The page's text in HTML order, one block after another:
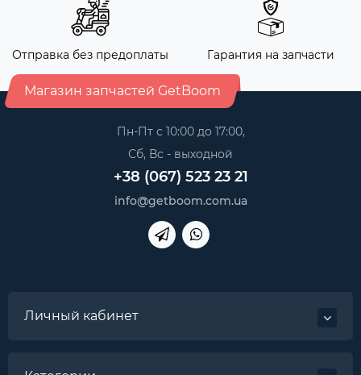
Отправка без предоплаты Гарантия на запчасти
Магазин запчастей GetBoom
Пн-Пт с 10:00 до 17:00,
Сб, Вс - выходной
+38 (067) 523 23 21
info@getboom.com.ua
Личный кабинет